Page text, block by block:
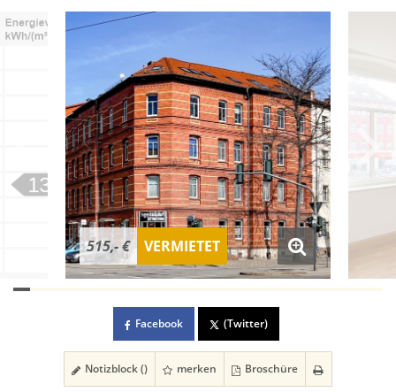
515,- € VERMIETET
Facebook (Twitter)
Notizblock () merken Broschüre